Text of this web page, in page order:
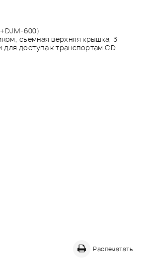
600)
съемная верхняя крышка, 3
для доступа к транспортам CD
Распечатать